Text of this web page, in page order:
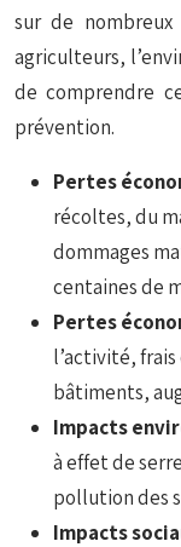
sur de
agriculteurs,
de comprendre
prévention.
Pertes
récoltes, du
dommages
centaines de
Pertes
l’activité,
bâtiments,
Impacts
à effet de
pollution des
Impacts